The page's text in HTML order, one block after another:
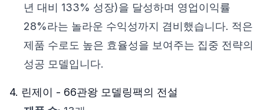
년 대비 133% 성장)을 달성하며 영업이익률
28%라는 놀라운 수익성까지 겸비했습니다. 적은
제품 수로도 높은 효율성을 보여주는 집중 전략의
성공 모델입니다.
4. 린제이 - 66관왕 모델링팩의 전설